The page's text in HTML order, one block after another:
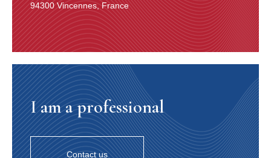
au Festival de Clarinette de la Martinique présenté cette
année-là par Gilles Sala. Dans son répertoire de
musique traditionnelle, Gérard est ovationné par la salle
et Honoré Coppet l’embrasse en lui disant « Dans mes
bras, mon fils ! ». Mais c’est aussi pour lui un examen de
passage devant un public antillais et le plus gros trac de
sa vie.Et l’histoire se poursuit jusqu’à aujourd’hui, avec
une escale antillaise dans le Gard qui mérite d’être
racontée. Le trompettiste des Haricots Rouges de
l’époque avait étudié les Beaux-Arts à Bourges avec un
copain martiniquais nommé Roland Zobel, installé
comme potier à Anduze, tout près d’Alès. Son père
Joseph Zobel, écrivain, n’est autre que l’auteur du
94300 Vincennes, France
I am a professional
Contact us